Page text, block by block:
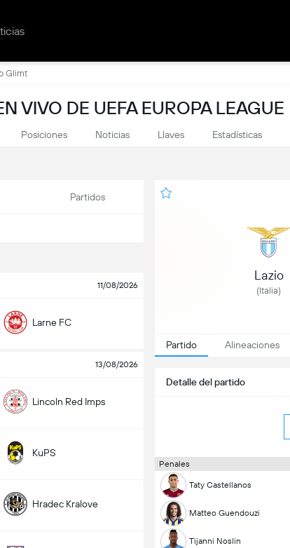
Glimt
VIVO DE UEFA EUROPA LEAGUE
Posiciones Noticias Llaves Estadísticas
Partidos
11/08/2026
Larne FC
13/08/2026
Lincoln Red Imps
KuPS
Hradec Kralove
Lazio
(Italia)
Partido Alineaciones
Detalle del partido
Penales
Taty Castellanos
Matteo Guendouzi
Tijanni Noslin